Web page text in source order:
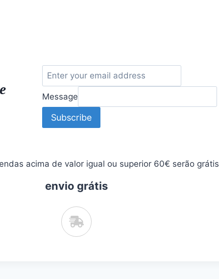
Message
Subscribe
acima de valor igual ou superior 60€ serão grátis
envio grátis